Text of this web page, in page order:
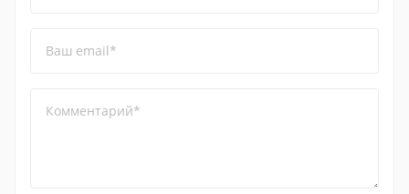
Ваш email*
Комментарий*